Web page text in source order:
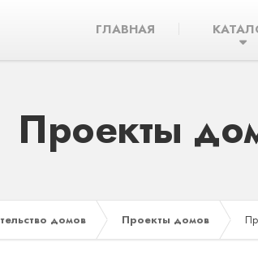
ГЛАВНАЯ
Проекты
домов Проекты домов